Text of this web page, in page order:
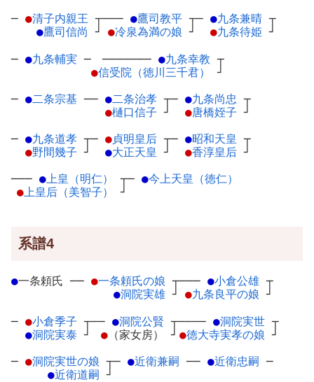
─ ●清子内親王 ┬
●鷹司信尚 ┘
─── ●鷹司教平 ┬
●冷泉為満の娘 ┘
─ ●九条兼晴 ┬
●九条待姫 ┘
─ ●九条輔実 ─ ─────── ●九条幸教 ┬
●信受院（徳川三千君） ┘
─ ●二条宗基 ── ●二条治孝 ┬
●樋口信子 ┘
─ ●九条尚忠 ┬
●唐橋姪子 ┘
─ ●九条道孝 ┬
●野間幾子 ┘
─ ●貞明皇后 ┬
●大正天皇 ┘
─ ●昭和天皇 ┬
●香淳皇后 ┘
─── ●上皇（明仁）
┬
●上皇后（美智子） ┘
─ ●今上天皇（徳仁）
系譜4
●一条頼氏 ── ●一条頼氏の娘 ┬
●洞院実雄 ┘
─── ●小倉公雄 ┬
●九条良平の娘 ┘
─ ●小倉季子 ┬
●洞院実泰 ┘
── ●洞院公賢 ┬
● （家女房） ┘
──── ●洞院実世 ┬
●徳大寺実孝の娘 ┘
─ ●洞院実世の娘 ┬
●近衛道嗣 ┘
─ ●近衛兼嗣 ── ●近衛忠嗣 ─